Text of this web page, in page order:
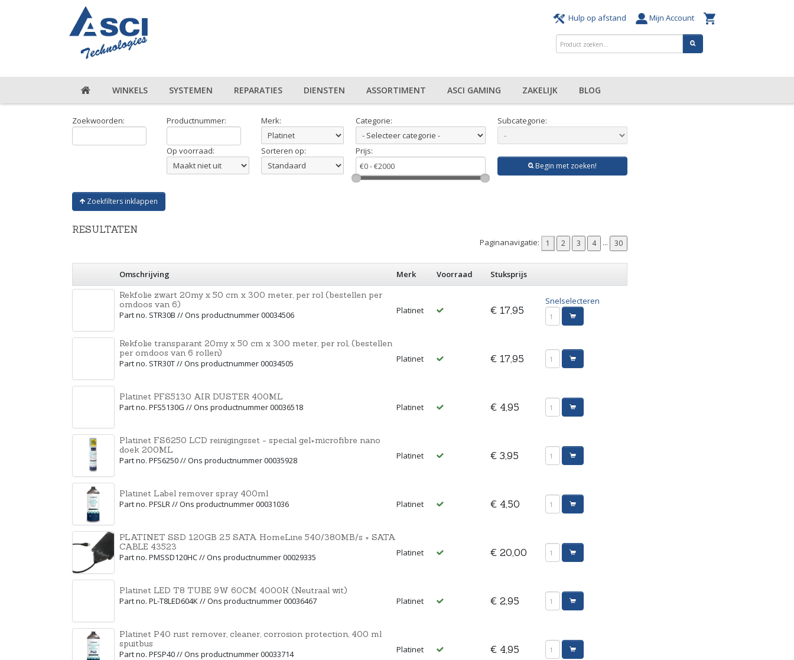
Hulp op afstand Mijn Account
WINKELS SYSTEMEN REPARATIES DIENSTEN ASSORTIMENT ASCI GAMING ZAKELIJK BLOG
Zoekwoorden: Productnummer: Merk: Categorie: Subcategorie:
Op voorraad: Sorteren op: Prijs:
Begin met zoeken!
Zoekfilters inklappen
RESULTATEN
Paginanavigatie: ...
Omschrijving Merk Voorraad
Stuksprijs
Rekfolie zwart 20my x 50 cm x 300 meter, per rol (bestellen per
omdoos van 6)
Part no. STR30B // Ons productnummer 00034506
Platinet € 17,95
Snelselecteren
Rekfolie transparant 20my x 50 cm x 300 meter, per rol, (bestellen
per omdoos van 6 rollen)
Part no. STR30T // Ons productnummer 00034505
Platinet € 17,95
Platinet PFS5130 AIR DUSTER 400ML
Part no. PFS5130G // Ons productnummer 00036518
Platinet € 4,95
Platinet FS6250 LCD reinigingsset - special gel+microfibre nano
doek 200ML
Part no. PFS6250 // Ons productnummer 00035928
Platinet € 3,95
Platinet Label remover spray 400ml
Part no. PFSLR // Ons productnummer 00031036
Platinet € 4,50
PLATINET SSD 120GB 2.5 SATA HomeLine 540/380MB/s + SATA
CABLE 43523
Part no. PMSSD120HC // Ons productnummer 00029335
Platinet € 20,00
Platinet LED T8 TUBE 9W 60CM 4000K (Neutraal wit)
Part no. PL-T8LED604K // Ons productnummer 00036467
Platinet € 2,95
Platinet P40 rust remover, cleaner, corrosion protection, 400 ml
spuitbus
Part no. PFSP40 // Ons productnummer 00033714
Platinet € 4,95